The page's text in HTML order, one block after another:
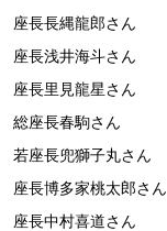
座長長縄龍郎さん
座長浅井海斗さん
座長里見龍星さん
総座長春駒さん
若座長兜獅子丸さん
座長博多家桃太郎さん
座長中村喜道さん